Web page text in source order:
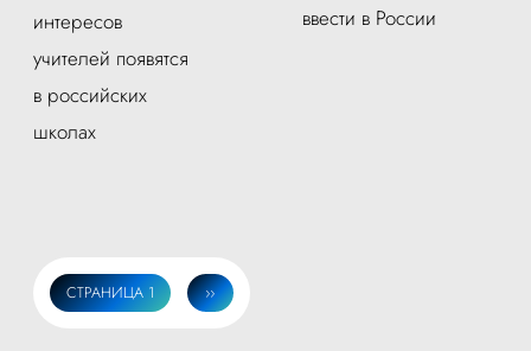
интересов
учителей появятся
в российских
школах ‍
ввести в России
Нумерация
СТРАНИЦА 1
СЛЕДУЮЩАЯ
СТРАНИЦА
››